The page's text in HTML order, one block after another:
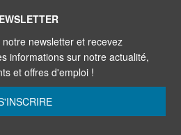
newsletter et recevez
informations sur notre actualité,
et offres d'emploi !